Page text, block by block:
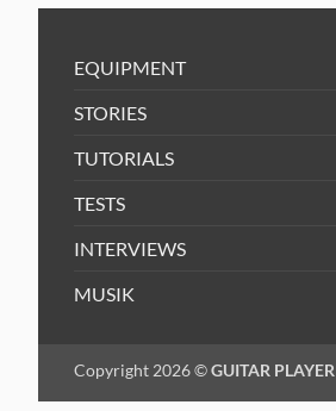
EQUIPMENT
STORIES
TUTORIALS
TESTS
INTERVIEWS
MUSIK
Copyright 2026 ©GUITAR PLAYER